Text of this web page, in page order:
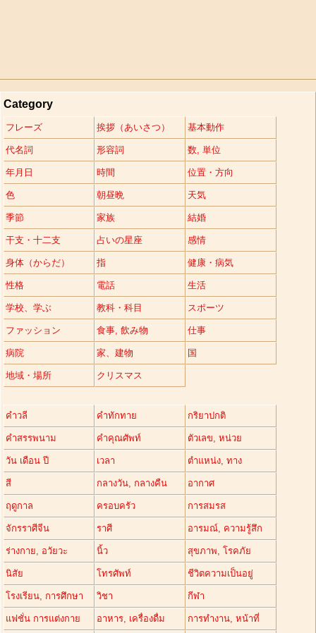
Category
フレーズ 挨拶（あいさつ） 基本動作
代名詞 形容詞 数, 単位
年月日 時間 位置・方向
色 朝昼晩 天気
季節 家族 結婚
干支・十二支 占いの星座 感情
身体（からだ） 指 健康・病気
性格 電話 生活
学校、学ぶ 教科・科目 スポーツ
ファッション 食事, 飲み物 仕事
病院 家、建物 国
地域・場所 クリスマス
คำวลี คำทักทาย กริยาปกติ
คำสรรพนาม คำคุณศัพท์ ตัวเลข, หน่วย
วัน เดือน ปี เวลา ตำแหน่ง, ทาง
สี กลางวัน, กลางคืน อากาศ
ฤดูกาล ครอบครัว การสมรส
จักรราศีจีน ราศี อารมณ์, ความรู้สึก
ร่างกาย, อวัยวะ นิ้ว สุขภาพ, โรคภัย
นิสัย โทรศัพท์ ชีวิตความเป็นอยู่
โรงเรียน, การศึกษา วิชา กีฬา
แฟชั่น การแต่งกาย อาหาร, เครื่องดื่ม การทำงาน, หน้าที่